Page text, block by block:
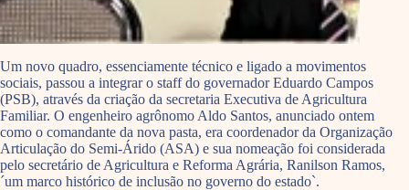
Um novo quadro, essenciamente técnico e ligado a movimentos
sociais, passou a integrar o staff do governador Eduardo Campos
(PSB), através da criação da secretaria Executiva de Agricultura
Familiar. O engenheiro agrônomo Aldo Santos, anunciado ontem
como o comandante da nova pasta, era coordenador da Organização
Articulação do Semi-Árido (ASA) e sua nomeação foi considerada
pelo secretário de Agricultura e Reforma Agrária, Ranilson Ramos,
´um marco histórico de inclusão no governo do estado`.